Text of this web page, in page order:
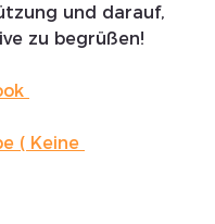
und darauf,
zu begrüßen!
( Keine